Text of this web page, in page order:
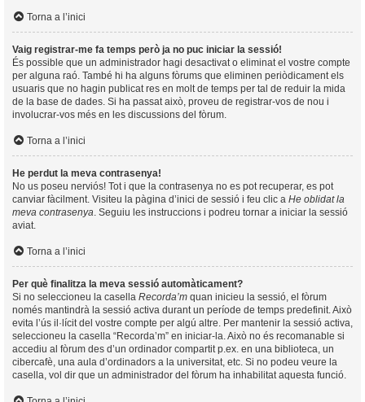
Torna a l’inici
Vaig registrar-me fa temps però ja no puc iniciar la sessió!
És possible que un administrador hagi desactivat o eliminat el vostre compte
per alguna raó. També hi ha alguns fòrums que eliminen periòdicament els
usuaris que no hagin publicat res en molt de temps per tal de reduir la mida
de la base de dades. Si ha passat això, proveu de registrar-vos de nou i
involucrar-vos més en les discussions del fòrum.
Torna a l’inici
He perdut la meva contrasenya!
No us poseu nerviós! Tot i que la contrasenya no es pot recuperar, es pot
canviar fàcilment. Visiteu la pàgina d’inici de sessió i feu clic a He oblidat la
meva contrasenya . Seguiu les instruccions i podreu tornar a iniciar la sessió
aviat.
Torna a l’inici
Per què finalitza la meva sessió automàticament?
Si no seleccioneu la casella Recorda’m quan inicieu la sessió, el fòrum
només mantindrà la sessió activa durant un període de temps predefinit. Això
evita l’ús il·lícit del vostre compte per algú altre. Per mantenir la sessió activa,
seleccioneu la casella “Recorda’m” en iniciar-la. Això no és recomanable si
accediu al fòrum des d’un ordinador compartit p.ex. en una biblioteca, un
cibercafè, una aula d’ordinadors a la universitat, etc. Si no podeu veure la
casella, vol dir que un administrador del fòrum ha inhabilitat aquesta funció.